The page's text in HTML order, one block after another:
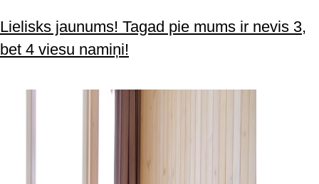
Lielisks jaunums! Tagad pie mums ir nevis 3,
bet 4 viesu namiņi!